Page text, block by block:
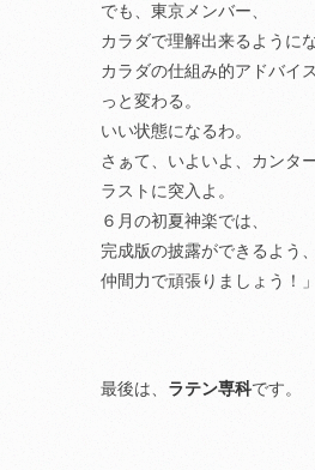
でも、東京メンバー、
カラダで理解出来るように
カラダの仕組み的アドバイ
っと変わる。
いい状態になるわ。
さぁて、いよいよ、カンタ
ラストに突入よ。
６月の初夏神楽では、
完成版の披露ができるよう、
仲間力で頑張りましょう！」
最後は、 ラテン専科です。